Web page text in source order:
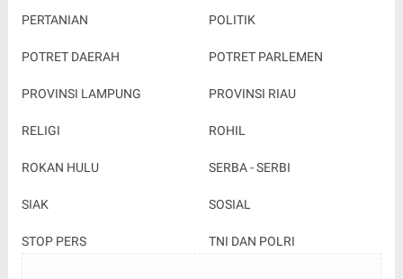
PERTANIAN POLITIK
POTRET DAERAH POTRET PARLEMEN
PROVINSI LAMPUNG PROVINSI RIAU
RELIGI ROHIL
ROKAN HULU SERBA - SERBI
SIAK SOSIAL
STOP PERS TNI DAN POLRI